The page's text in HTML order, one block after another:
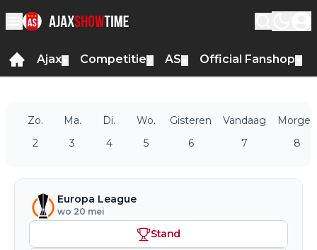
Ajax Competitie AS Official Fanshop
Zo.
2
Ma.
3
Di.
4
Wo.
5
Gisteren
6
Vandaag
7
Morgen
8
Europa League
wo 20 mei
Stand